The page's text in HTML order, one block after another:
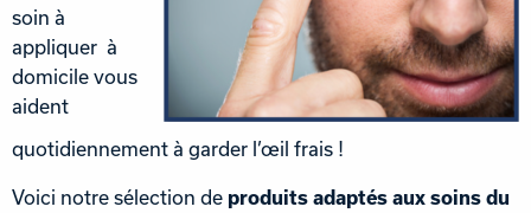
soin à
appliquer à
domicile vous
aident
quotidiennement à garder l’œil frais !
Voici notre sélection de produits adaptés aux soins du